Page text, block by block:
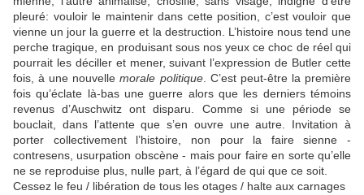
pleuré: vouloir le maintenir dans cette position, c’est vouloir que
vienne un jour la guerre et la destruction. L’histoire nous tend une
perche tragique, en produisant sous nos yeux ce choc de réel qui
pourrait les déciller et mener, suivant l’expression de Butler cette
fois, à une nouvellemorale politique. C’est peut-être la première
fois qu’éclate là-bas une guerre alors que les derniers témoins
revenus d’Auschwitz ont disparu. Comme si une période se
bouclait, dans l’attente que s’en ouvre une autre. Invitation à
porter collectivement l’histoire, non pour la faire sienne -
contresens, usurpation obscène - mais pour faire en sorte qu’elle
ne se reproduise plus, nulle part, à l’égard de qui que ce soit.
Cessez le feu / libération de tous les otages / halte aux carnages